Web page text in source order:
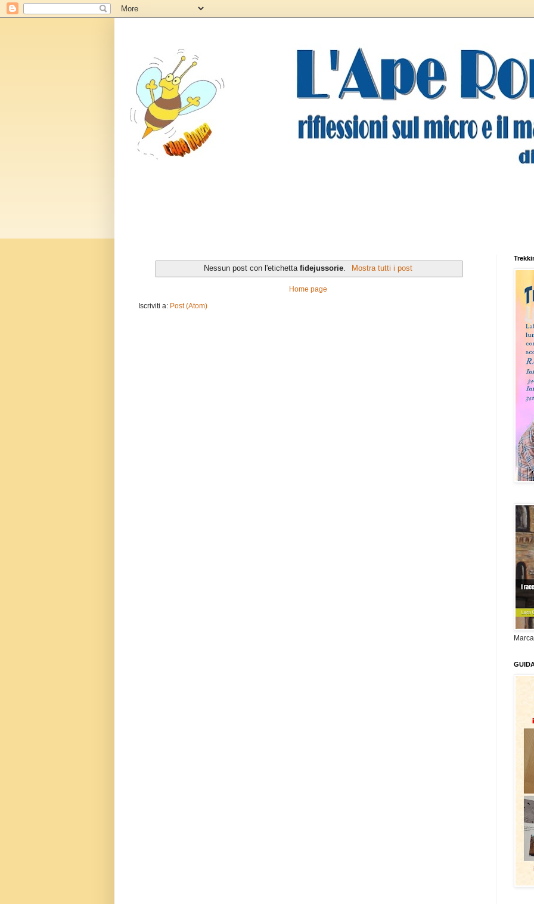
Nessun post con l'etichettafidejussorie Mostra tutti i post
Home page
Iscriviti a: Post (Atom)
Marca